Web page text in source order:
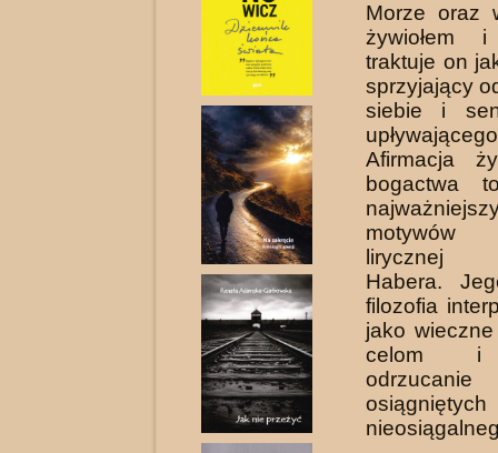
Morze oraz
żywiołem i
traktuje on
sprzy­jający
siebie i
Afirmacja
bogactwa
motywów
lirycznej
Habera.
filozofia
jako
celom i